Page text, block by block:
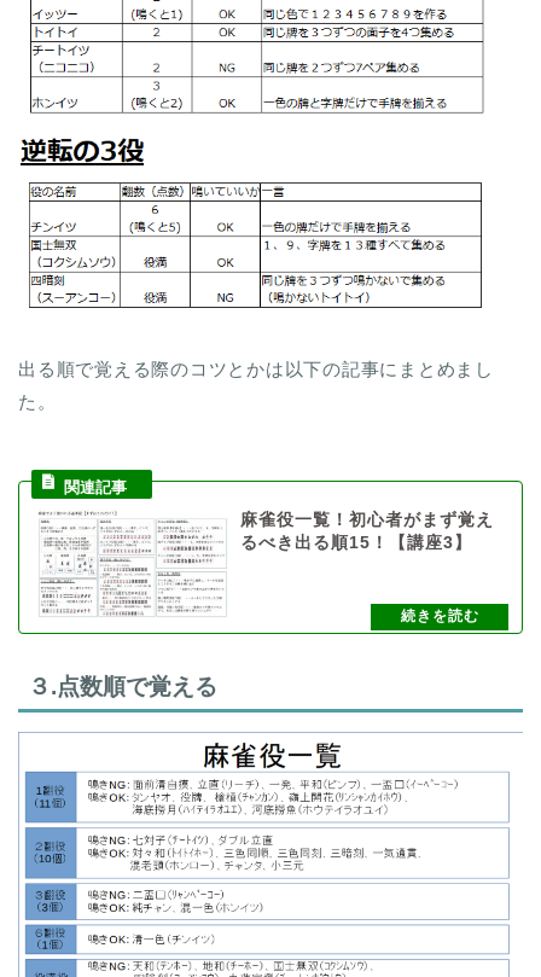
出る順で覚える際のコツとかは以下の記事にまとめまし
た。
麻雀役一覧！初心者がまず覚え
るべき出る順15！【講座3】
３.点数順で覚える